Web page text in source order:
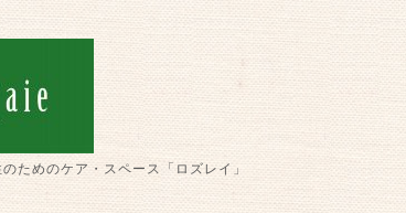
ためのケア・スペース「ロズレイ」